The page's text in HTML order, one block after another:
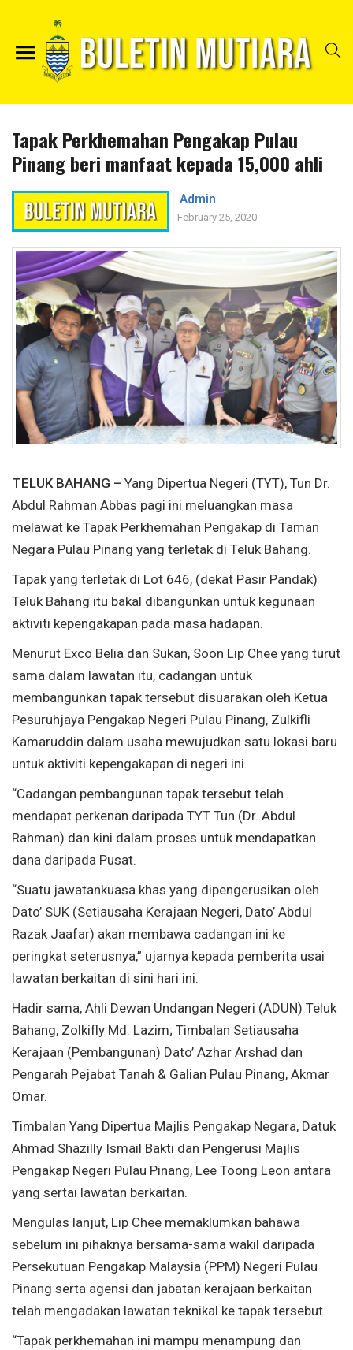
Tapak Perkhemahan Pengakap Pulau
Pinang beri manfaat kepada 15,000 ahli
Admin
February 25, 2020
TELUK BAHANG – Yang Dipertua Negeri (TYT), Tun Dr.
Abdul Rahman Abbas pagi ini meluangkan masa
melawat ke Tapak Perkhemahan Pengakap di Taman
Negara Pulau Pinang yang terletak di Teluk Bahang.
Tapak yang terletak di Lot 646, (dekat Pasir Pandak)
Teluk Bahang itu bakal dibangunkan untuk kegunaan
aktiviti kepengakapan pada masa hadapan.
Menurut Exco Belia dan Sukan, Soon Lip Chee yang turut
sama dalam lawatan itu, cadangan untuk
membangunkan tapak tersebut disuarakan oleh Ketua
Pesuruhjaya Pengakap Negeri Pulau Pinang, Zulkifli
Kamaruddin dalam usaha mewujudkan satu lokasi baru
untuk aktiviti kepengakapan di negeri ini.
“Cadangan pembangunan tapak tersebut telah
mendapat perkenan daripada TYT Tun (Dr. Abdul
Rahman) dan kini dalam proses untuk mendapatkan
dana daripada Pusat.
“Suatu jawatankuasa khas yang dipengerusikan oleh
Dato’ SUK (Setiausaha Kerajaan Negeri, Dato’ Abdul
Razak Jaafar) akan membawa cadangan ini ke
peringkat seterusnya,” ujarnya kepada pemberita usai
lawatan berkaitan di sini hari ini.
Hadir sama, Ahli Dewan Undangan Negeri (ADUN) Teluk
Bahang, Zolkifly Md. Lazim; Timbalan Setiausaha
Kerajaan (Pembangunan) Dato’ Azhar Arshad dan
Pengarah Pejabat Tanah & Galian Pulau Pinang, Akmar
Omar.
Timbalan Yang Dipertua Majlis Pengakap Negara, Datuk
Ahmad Shazilly Ismail Bakti dan Pengerusi Majlis
Pengakap Negeri Pulau Pinang, Lee Toong Leon antara
yang sertai lawatan berkaitan.
Mengulas lanjut, Lip Chee memaklumkan bahawa
sebelum ini pihaknya bersama-sama wakil daripada
Persekutuan Pengakap Malaysia (PPM) Negeri Pulau
Pinang serta agensi dan jabatan kerajaan berkaitan
telah mengadakan lawatan teknikal ke tapak tersebut.
“Tapak perkhemahan ini mampu menampung dan